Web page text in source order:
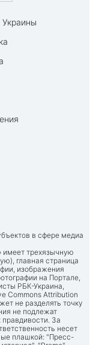
Украины
в сфере медиа
имеет трехязычную
главная страница
изображения
на Портале,
РБК-Украина,
Commons Attribution
не разделять точку
не подлежат
За
несет
плашкой: "Пресс-